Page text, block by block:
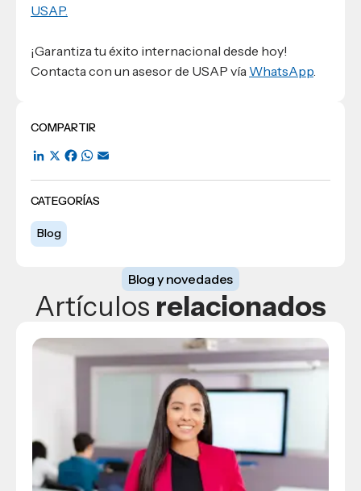
COMPARTIR
LinkedIn
X Facebook
WhatsApp
CATEGORÍAS
Blog
USAP.
¡Garantiza tu éxito internacional desde hoy!
Contacta con un asesor de USAP vía WhatsApp.
Blog y novedades
Artículos relacionados